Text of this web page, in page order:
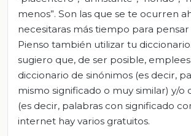
menos”. Son las que se te ocurren
necesitaras más tiempo para pensar
Pienso también utilizar tu
sugiero que, de ser posible,
diccionario de sinónimos (es decir,
mismo significado o muy similar) y/o
(es decir, palabras con significado
internet hay varios gratuitos.